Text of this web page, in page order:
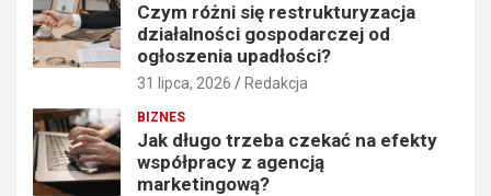
Czym różni się restrukturyzacja
działalności gospodarczej od
ogłoszenia upadłości?
31 lipca, 2026 Redakcja
BIZNES
Jak długo trzeba czekać na efekty
współpracy z agencją
marketingową?